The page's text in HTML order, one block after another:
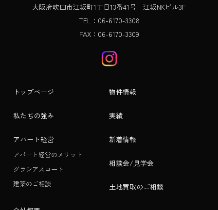
大阪府吹田市江坂町1丁目13番41号 江坂NKビル3F
TEL：06-6170-3308
FAX：06-6170-3309
トップページ
私たちの強み
アパート経営
アパート経営のメリット
グラシアスコート
建築のご相談
物件情報
実績
新着情報
相談会/見学会
土地買取のご相談